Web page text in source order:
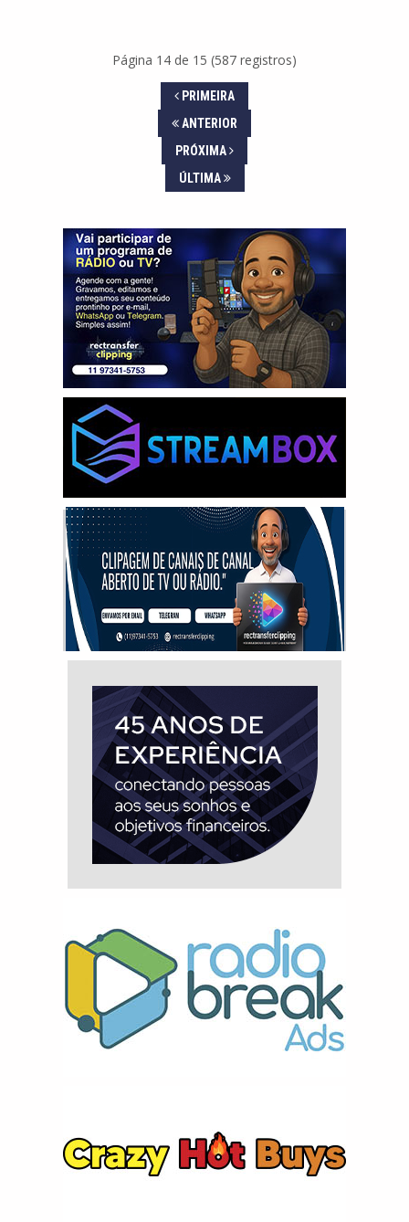
Página 14 de 15 (587 registros)
PRIMEIRA
ANTERIOR
PRÓXIMA
ÚLTIMA